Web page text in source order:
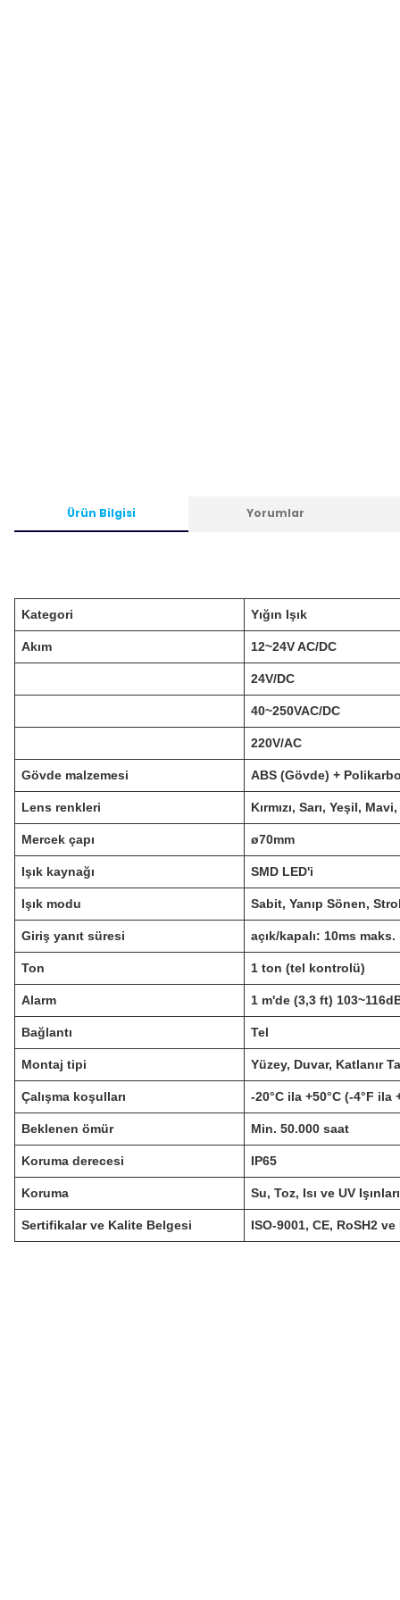
Ürün Bilgisi Yorumlar
Kategori Yığın Işık
Akım 12~24V AC/DC
24V/DC
40~250VAC/DC
220V/AC
Gövde malzemesi ABS (Gövde) +
Lens renkleri Kırmızı, Sarı, Yeşil,
Mercek çapı ø70mm
Işık kaynağı SMD LED'i
Işık modu Sabit, Yanıp Sönen,
Giriş yanıt süresi açık/kapalı: 10ms maks.
Ton 1 ton (tel kontrolü)
Alarm 1 m'de (3,3 ft)
Bağlantı Tel
Montaj tipi Yüzey, Duvar, Katlanır
Çalışma koşulları -20°C ila +50°C (-4°F ila
Beklenen ömür Min. 50.000 saat
Koruma derecesi IP65
Koruma Su, Toz, Isı ve UV
Sertifikalar ve Kalite Belgesi ISO-9001, CE, RoSH2 ve